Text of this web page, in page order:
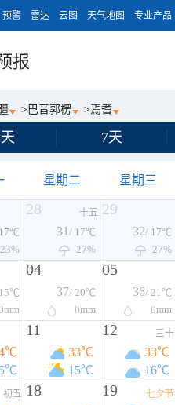
预警 雷达 云图 天气地图 专业产品
报
> 巴音郭楞 >焉耆
7天
星期二 星期三
23%
28 十五
31 / 17℃
27%
29
32/ 17℃
27%
mm
04
37/ 20℃
0mm
05
36/ 21℃
0mm
11
33℃
15℃
12 三十
33℃
16℃
初五 18 19 七夕节